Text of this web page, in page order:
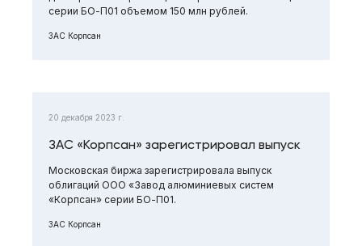
серии БО-П01 объемом 150 млн рублей.
ЗАС Корпсан
20 декабря 2023 г.
ЗАС «Корпсан» зарегистрировал выпуск
Московская биржа зарегистрировала выпуск
облигаций ООО «Завод алюминиевых систем
«Корпсан» серии БО-П01.
ЗАС Корпсан